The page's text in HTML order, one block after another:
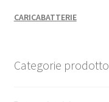
CARICABATTERIE
Categorie prodotto